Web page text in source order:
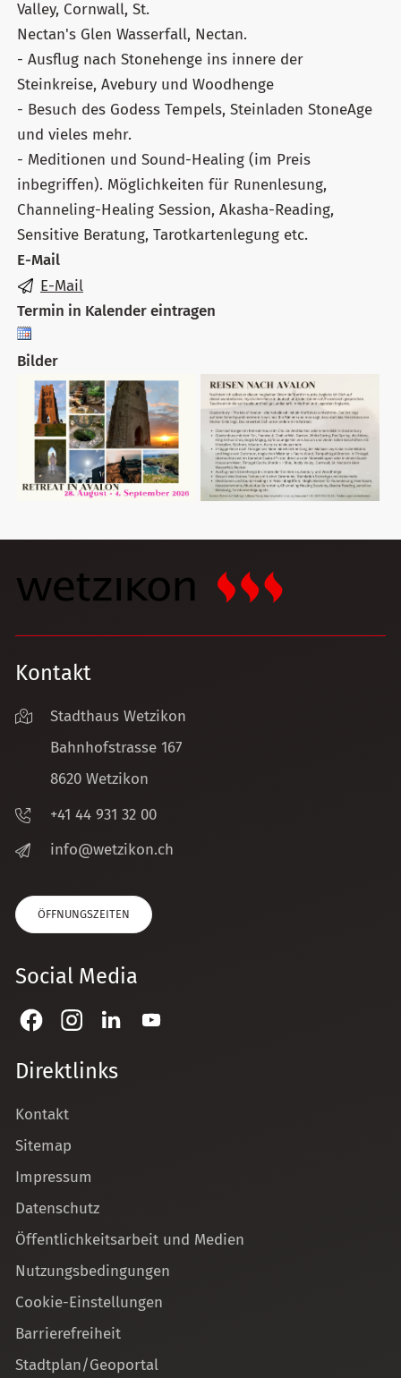
Valley, Cornwall, St.
Nectan's Glen Wasserfall, Nectan.
- Ausflug nach Stonehenge ins innere der
Steinkreise, Avebury und Woodhenge
- Besuch des Godess Tempels, Steinladen StoneAge
und vieles mehr.
- Meditionen und Sound-Healing (im Preis
inbegriffen). Möglichkeiten für Runenlesung,
Channeling-Healing Session, Akasha-Reading,
Sensitive Beratung, Tarotkartenlegung etc.
E-Mail
E-Mail
Termin in Kalender eintragen
Bilder
Kontakt
Stadthaus Wetzikon
Bahnhofstrasse 167
8620 Wetzikon
+41 44 931 32 00
nf
w tz k n ch
ÖFFNUNGSZEITEN
Social Media
Direktlinks
Kontakt
Sitemap
Impressum
Datenschutz
Öffentlichkeitsarbeit und Medien
Nutzungsbedingungen
Cookie-Einstellungen
Barrierefreiheit
Stadtplan/Geoportal